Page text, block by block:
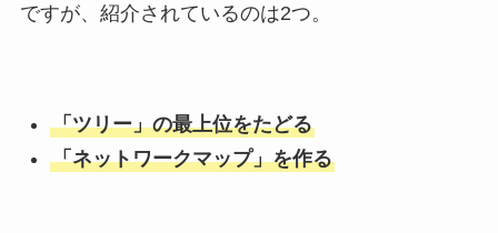
ですが、紹介されているのは2つ。
「ツリー」の最上位をたどる
「ネットワークマップ」を作る